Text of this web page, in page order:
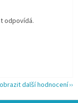
odpovídá.
další hodnocení